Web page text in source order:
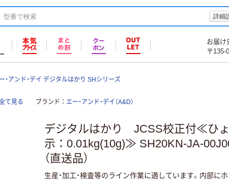
詳細
お届け
〒135-
・アンド・デイ デジタルはかり SHシリーズ
て見る ブランド エー・アンド・デイ（A&D）
デジタルはかり JCSS校正付≪ひ
示：0.01kg(10g)≫ SH20KN-JA-00J00
（直送品）
生産・加工・検査等のライン作業に適しています。内部に